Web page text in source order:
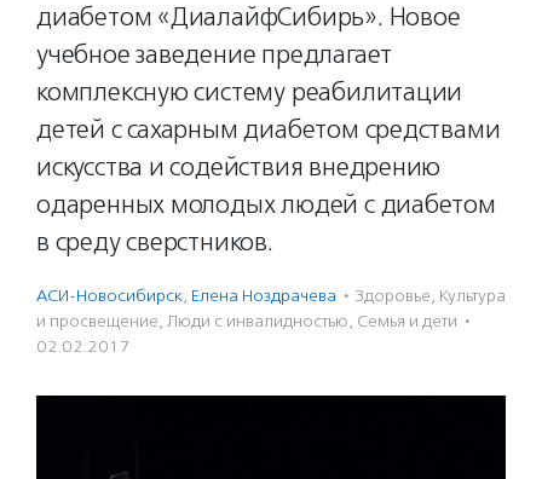
диабетом «ДиалайфСибирь». Новое
учебное заведение предлагает
комплексную систему реабилитации
детей с сахарным диабетом средствами
искусства и содействия внедрению
одаренных молодых людей с диабетом
в среду сверстников.
АСИ-Новосибирск, Елена Ноздрачева · Здоровье, Культура
и просвещение, Люди с инвалидностью, Семья и дети ·
02.02.2017